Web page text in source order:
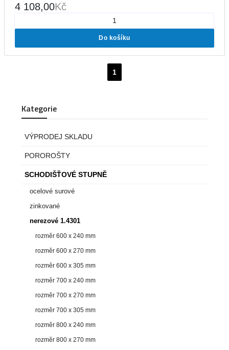
4 108,00Kč
Do košíku
1
Kategorie
VÝPRODEJ SKLADU
POROROŠTY
SCHODIŠŤOVÉ STUPNĚ
ocelové surové
zinkované
nerezové 1.4301
rozměr 600 x 240 mm
rozměr 600 x 270 mm
rozměr 600 x 305 mm
rozměr 700 x 240 mm
rozměr 700 x 270 mm
rozměr 700 x 305 mm
rozměr 800 x 240 mm
rozměr 800 x 270 mm